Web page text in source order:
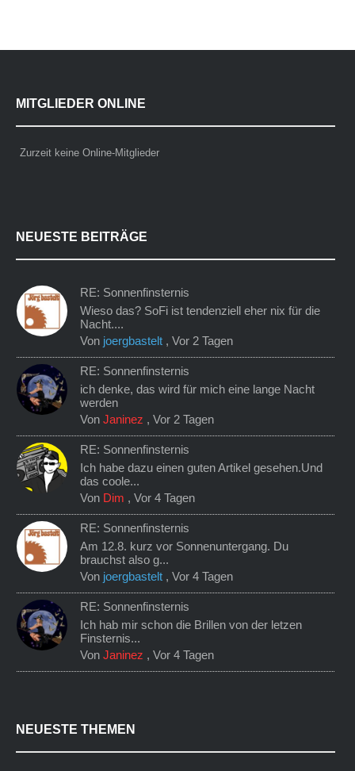
MITGLIEDER ONLINE
Zurzeit keine Online-Mitglieder
NEUESTE BEITRÄGE
RE: Sonnenfinsternis
Wieso das? SoFi ist tendenziell eher nix für die
Nacht....
Von joergbastelt ,Vor 2 Tagen
RE: Sonnenfinsternis
ich denke, das wird für mich eine lange Nacht
werden
VonJaninez ,Vor 2 Tagen
RE: Sonnenfinsternis
Ich habe dazu einen guten Artikel gesehen.Und
das coole...
Von Dim ,Vor 4 Tagen
RE: Sonnenfinsternis
Am 12.8. kurz vor Sonnenuntergang. Du
brauchst also g...
Von joergbastelt ,Vor 4 Tagen
RE: Sonnenfinsternis
Ich hab mir schon die Brillen von der letzen
Finsternis...
VonJaninez ,Vor 4 Tagen
NEUESTE THEMEN